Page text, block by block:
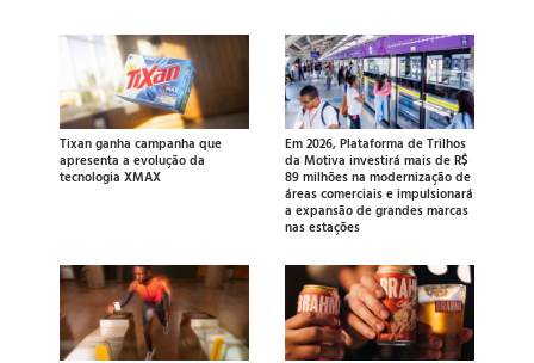
Tixan ganha campanha que
apresenta a evolução da
tecnologia XMAX
Em 2026, Plataforma de Trilhos
da Motiva investirá mais de R$
89 milhões na modernização de
áreas comerciais e impulsionará
a expansão de grandes marcas
nas estações